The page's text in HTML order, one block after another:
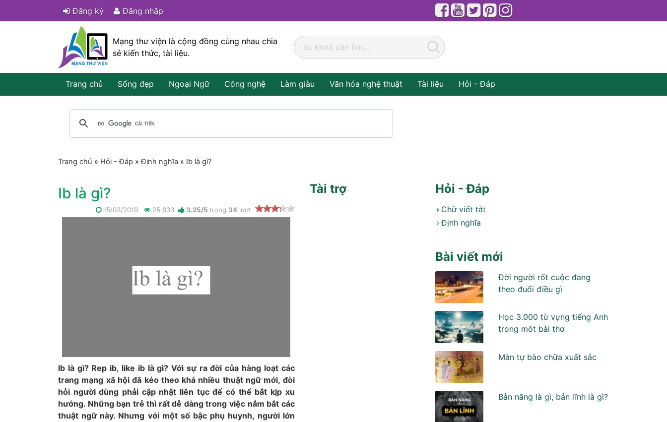
Đăng ký Đăng nhập
Mạng thư viện là cộng đồng cùng nhau chia
sẻ kiến thức, tài liệu.
Trang chủ Sống đẹp Ngoại Ngữ Công nghệ Làm giàu Văn hóa nghệ thuật Tài liệu Hỏi - Đáp
Trang chủ » Hỏi - Đáp »Định nghĩa » Ib là gì?
Ib là gì?
15/03/2019 25.833 3.25/5 trong 34lượt
Ib là gì? Rep ib, like ib là gì? Với sự ra đời của hàng loạt các
trang mạng xã hội đã kéo theo khá nhiều thuật ngữ mới, đòi
hỏi người dùng phải cập nhật liên tục để có thể bắt kịp xu
hướng. Những bạn trẻ thì rất dễ dàng trong việc nắm bắt các
thuật ngữ này. Nhưng với một số bậc phụ huynh, người lớn
Tài trợ Hỏi - Đáp
Chữ viết tắt
Định nghĩa
Bài viết mới
Đời người rốt cuộc đang
theo đuổi điều gì
Học 3.000 từ vựng tiếng Anh
trong môt bài thơ
Màn tự bào chữa xuất sắc
Bản năng là gì, bản lĩnh là gì?